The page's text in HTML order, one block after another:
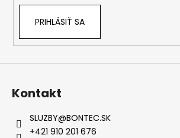
PRIHLÁSIŤ SA
Kontakt
SLUZBY@BONTEC.SK
+421 910 201 676